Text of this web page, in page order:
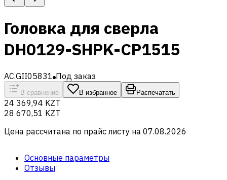
Головка для сверла
DH0129-SHPK-CP1515
AC.GII05831 Под заказ
В сравнение В избранное Распечатать
24 369,94 KZT
28 670,51 KZT
Цена рассчитана по прайс листу на 07.08.2026
Основные параметры
Отзывы